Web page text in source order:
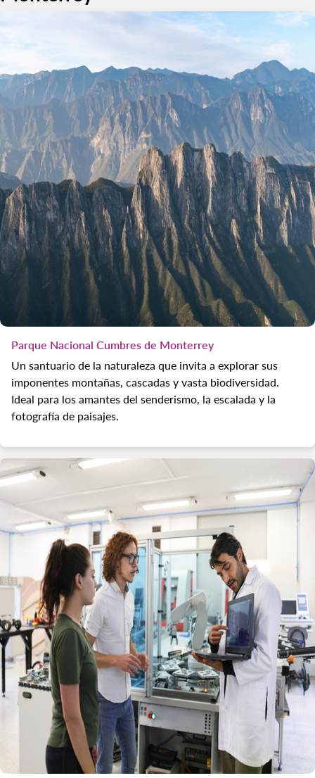
Una hora y 35 minutos
Una hora y 28 minutos
Puebla
Una hora y 30 minutos
Querétaro
Una hora y 26 minutos
Cancún
Dos horas y 20 minutos
Parque Nacional Cumbres de Monterrey
Un santuario de la naturaleza que invita a explorar sus
imponentes montañas, cascadas y vasta biodiversidad.
Ideal para los amantes del senderismo, la escalada y la
fotografía de paisajes.